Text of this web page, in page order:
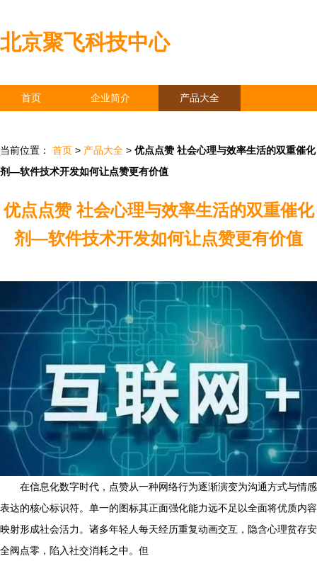
北京聚飞科技中心
首页 企业简介 产品大全
当前位置： 首页 > 产品大全 > 优点点赞 社会心理与效率生活的双重催化
剂—软件技术开发如何让点赞更有价值
优点点赞 社会心理与效率生活的双重催化
剂—软件技术开发如何让点赞更有价值
在信息化数字时代，点赞从一种网络行为逐渐演变为沟通方式与情感
表达的核心标识符。单一的图标其正面强化能力远不足以全面将优质内容
映射形成社会活力。诸多年轻人每天经历重复动画交互，隐含心理贫存安
全阀点零，陷入社交消耗之中。但